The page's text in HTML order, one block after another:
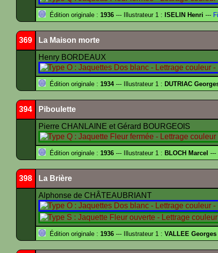
Édition originale : 1936 --- Illustrateur 1 : ISELIN Henri ---
369 La Maison morte
Henry BORDEAUX
Édition originale : 1934--- Illustrateur 1 : DUTRIAC
394 Piboulette
Pierre CHANLAINE et Gérard BOURGEOIS
Édition originale : 1936 --- Illustrateur 1 : BLOCH Marcel ---
398 La Brière
Alphonse de CHÂTEAUBRIANT
Édition originale : 1936 --- Illustrateur 1 : VALLEE Georges